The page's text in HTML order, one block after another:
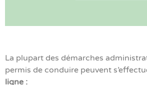
La plupart des démarches
permis de conduire peuvent
ligne :